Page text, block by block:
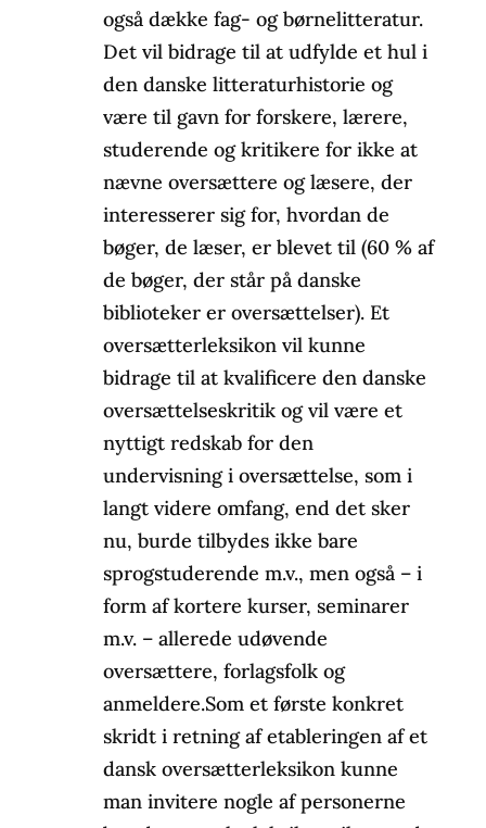
også dække fag- og børnelitteratur.
Det vil bidrage til at udfylde et hul i
den danske litteraturhistorie og
være til gavn for forskere, lærere,
studerende og kritikere for ikke at
nævne oversættere og læsere, der
interesserer sig for, hvordan de
bøger, de læser, er blevet til (60 % af
de bøger, der står på danske
biblioteker er oversættelser). Et
oversætterleksikon vil kunne
bidrage til at kvalificere den danske
oversættelseskritik og vil være et
nyttigt redskab for den
undervisning i oversættelse, som i
langt videre omfang, end det sker
nu, burde tilbydes ikke bare
sprogstuderende m.v., men også – i
form af kortere kurser, seminarer
m.v. – allerede udøvende
oversættere, forlagsfolk og
anmeldere.Som et første konkret
skridt i retning af etableringen af et
dansk oversætterleksikon kunne
man invitere nogle af personerne